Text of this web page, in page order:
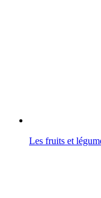
Les fruits et